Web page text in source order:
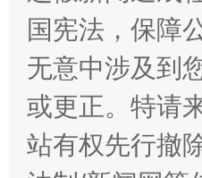
习近平的博鳌关键
国宪法，保障
无意中涉及到
或更正。特请
站有权先行撤